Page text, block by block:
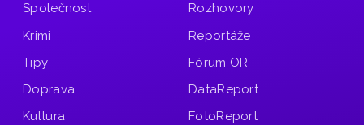
Společnost
Krimi
Tipy
Doprava
Kultura
Rozhovory
Reportáže
Fórum OR
DataReport
FotoReport